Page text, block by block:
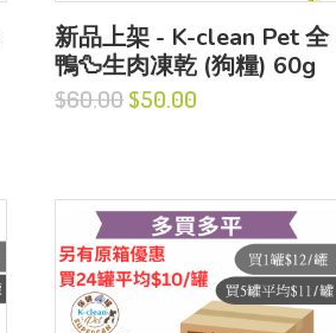
新品上架 - K-clean Pet 全
鴨🦆生肉凍乾 (狗糧) 60g
$60.00 $50.00